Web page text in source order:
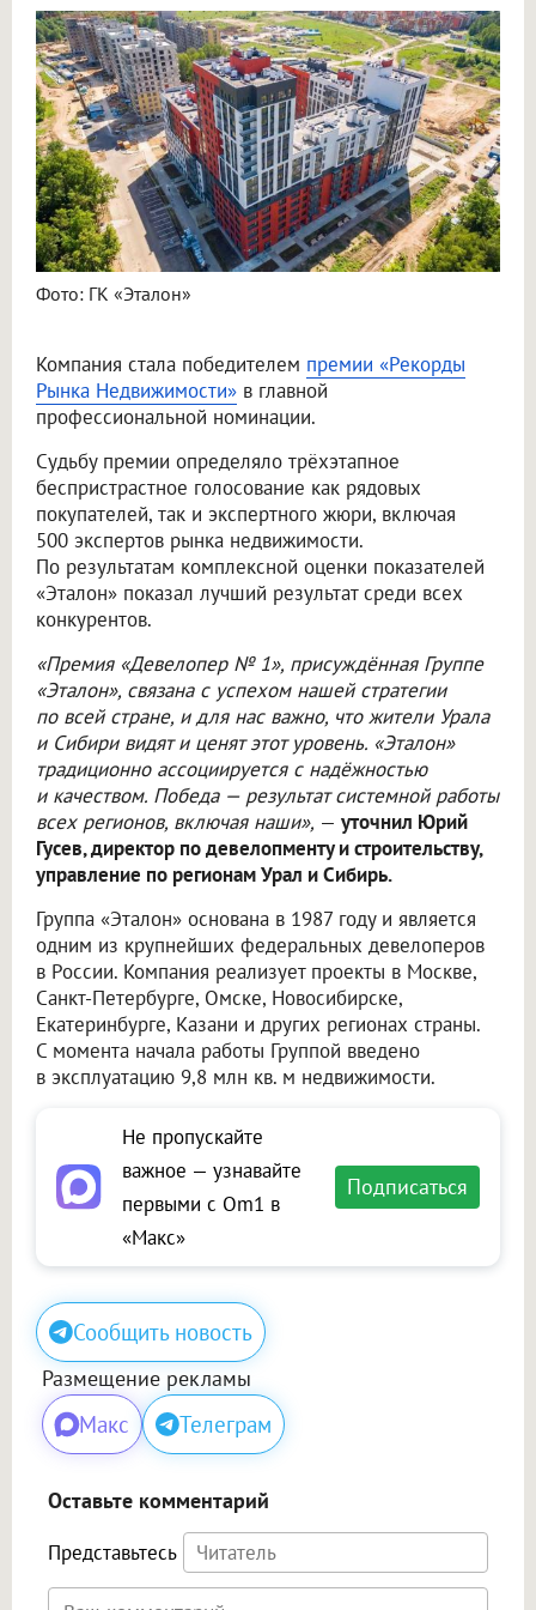
Фото: ГК «Эталон»
Компания стала победителем премии «Рекорды
Рынка Недвижимости» в главной
профессиональной номинации.
Судьбу премии определяло трёхэтапное
беспристрастное голосование как рядовых
покупателей, так и экспертного жюри, включая
500 экспертов рынка недвижимости.
По результатам комплексной оценки показателей
«Эталон» показал лучший результат среди всех
конкурентов.
«Премия «Девелопер № 1», присуждённая Группе
«Эталон», связана с успехом нашей стратегии
по всей стране, и для нас важно, что жители Урала
и Сибири видят и ценят этот уровень. «Эталон»
традиционно ассоциируется с надёжностью
и качеством. Победа — результат системной работы
всех регионов, включая наши», — уточнил Юрий
Гусев, директор по девелопменту и строительству,
управление по регионам Урал и Сибирь.
Группа «Эталон» основана в 1987 году и является
одним из крупнейших федеральных девелоперов
в России. Компания реализует проекты в Москве,
Санкт-Петербурге, Омске, Новосибирске,
Екатеринбурге, Казани и других регионах страны.
С момента начала работы Группой введено
в эксплуатацию 9,8 млн кв. м недвижимости.
Не пропускайте
важное — узнавайте
первыми с Om1 в
«Макс»
Подписаться
Сообщить новость
Размещение рекламы
Макс Телеграм
Оставьте комментарий
Представьтесь